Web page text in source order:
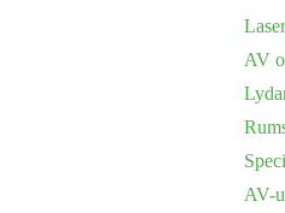
AV
AV-